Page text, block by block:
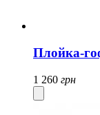
Плойка-
1 260 грн